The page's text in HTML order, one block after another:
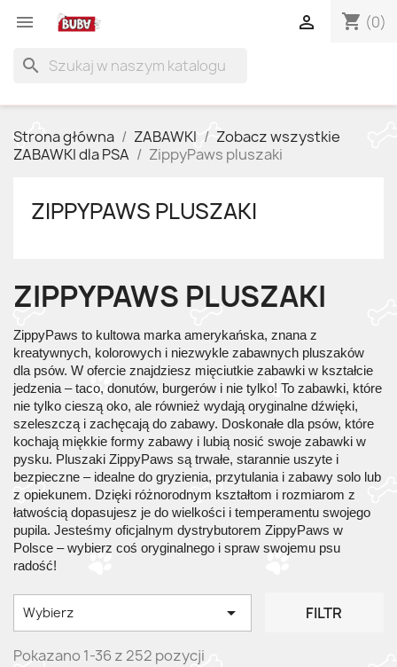
 shopping_cart (0)

search
Strona główna ZABAWKI
Zobacz wszystkie
ZABAWKI dla PSA
ZippyPaws pluszaki
ZIPPYPAWS PLUSZAKI
ZIPPYPAWS PLUSZAKI
ZippyPaws to kultowa marka amerykańska, znana z
kreatywnych, kolorowych i niezwykle zabawnych pluszaków
dla psów. W ofercie znajdziesz mięciutkie zabawki w kształcie
jedzenia – taco, donutów, burgerów i nie tylko! To zabawki, które
nie tylko cieszą oko, ale również wydają oryginalne dźwięki,
szeleszczą i zachęcają do zabawy. Doskonałe dla psów, które
kochają miękkie formy zabawy i lubią nosić swoje zabawki w
pysku. Pluszaki ZippyPaws są trwałe, starannie uszyte i
bezpieczne – idealne do gryzienia, przytulania i zabawy solo lub
z opiekunem. Dzięki różnorodnym kształtom i rozmiarom z
łatwością dopasujesz je do wielkości i temperamentu swojego
pupila. Jesteśmy oficjalnym dystrybutorem ZippyPaws w
Polsce – wybierz coś oryginalnego i spraw swojemu psu
radość!
Wybierz  FILTR
Pokazano 1-36 z 252 pozycji